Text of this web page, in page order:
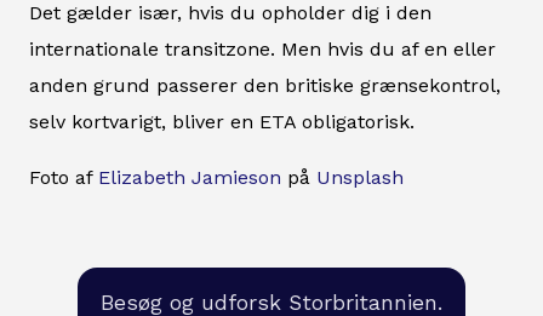
Det gælder især, hvis du opholder dig i den
internationale transitzone. Men hvis du af en eller
anden grund passerer den britiske grænsekontrol,
selv kortvarigt, bliver en ETA obligatorisk.
Foto af Elizabeth Jamieson på Unsplash
Besøg og udforsk Storbritannien.